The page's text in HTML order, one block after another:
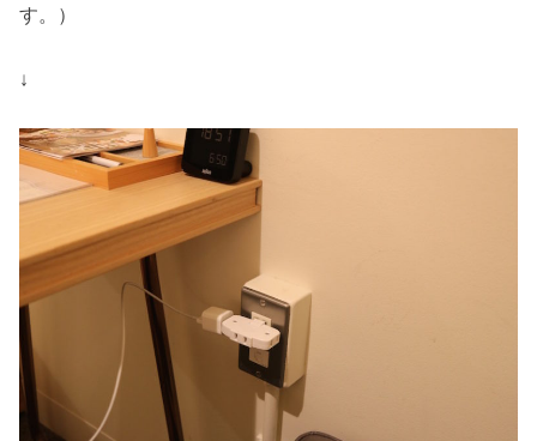
す。）
↓